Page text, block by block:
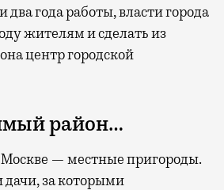
два года работы, власти города
жителям и сделать из
центр городской
район…
Москве — местные пригороды.
за которыми